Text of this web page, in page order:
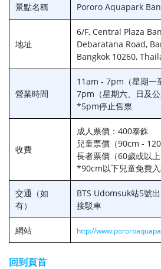
景點名稱 Pororo Aquapark
地址
6/F, Central Plaza
Debaratana Road,
Bangkok 10260,
營業時間
11am - 7pm（星期一
7pm（星期六、日及公
*5pm停止售票
收費
成人票價：400泰銖
兒童票價（90cm -
長者票價（60歲或以
*90cm以下兒童免費
交通（如
有）
BTS Udomsuk站5號
接駁車
網站 http://
回到頁首